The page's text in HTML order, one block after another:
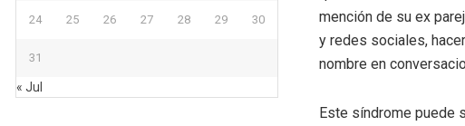
mención de su ex
y redes sociales,
nombre en
Este síndrome puede
24 25 26 27 28 29 30
31
« Jul